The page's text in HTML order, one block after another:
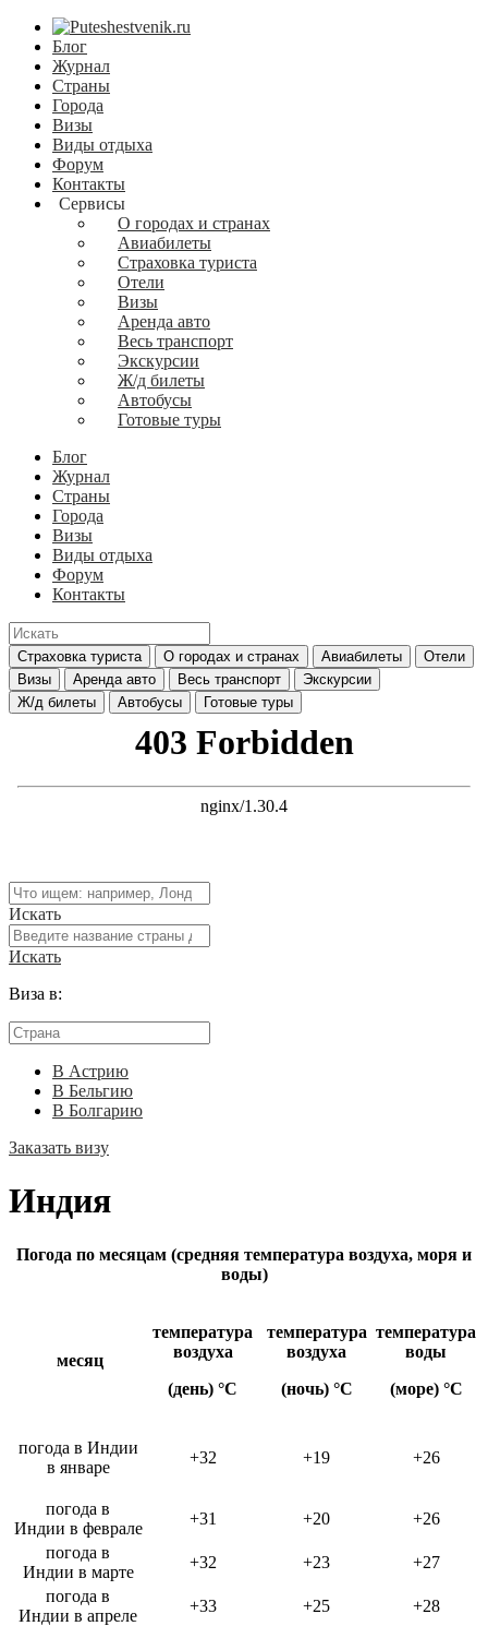
Блог
Журнал
Страны
Города
Визы
Виды отдыха
Форум
Контакты
Сервисы
О городах и странах
Авиабилеты
Страховка туриста
Отели
Визы
Аренда авто
Весь транспорт
Экскурсии
Ж/д билеты
Автобусы
Готовые туры
Блог
Журнал
Страны
Города
Визы
Виды отдыха
Форум
Контакты
Страховка туриста О городах и странах Авиабилеты
Отели
Визы
Аренда авто Весь транспорт
Экскурсии
Ж/д билеты
Автобусы Готовые туры
Искать
Искать
Виза в:
В Астрию
В Бельгию
В Болгарию
Заказать визу
Индия
Погода по месяцам (средняя температура воздуха, моря и
воды)
месяц
температура
воздуха
(день) °C
температура
воздуха
(ночь) °C
температура
воды
(море) °C
погода в Индии
в январе
+32 +19 +26
погода в
Индии в феврале
+31 +20
+26
погода в
Индии в марте
+32 +23
+27
погода в
Индии в апреле
+33 +25
+28